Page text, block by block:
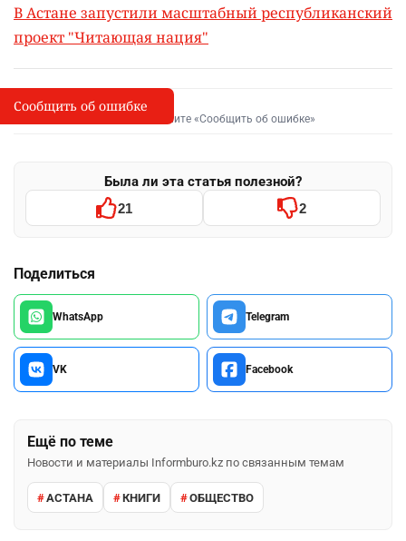
В Астане запустили масштабный республиканский
проект "Читающая нация"
I
Сообщить об опечатке
Выделите фрагмент и нажмите «Сообщить об ошибке»
Была ли эта статья полезной?
21 2
Поделиться
WhatsApp Telegram
VK Facebook
Ещё по теме
Новости и материалы Informburo.kz по связанным темам
АСТАНА КНИГИ ОБЩЕСТВО
Сообщить об ошибке